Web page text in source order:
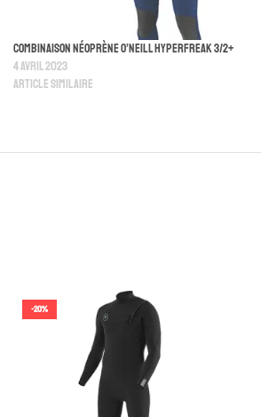
Combinaison Néoprène O’neill Hyperfreak 3/2+
4 avril 2023
Article similaire
-20%